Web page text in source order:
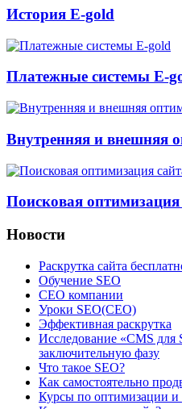
История E-gold
Платежные системы E-
Внутренняя и внешняя
Поисковая оптимизация
Новости
Раскрутка сайта
Обучение SEO
CEO компании
Уроки SEO(СЕО)
Эффективная раскрутка
Исследование «CMS для
заключительную фазу
Что такое SEO?
Как самостоятельно
Курсы по оптимизации и